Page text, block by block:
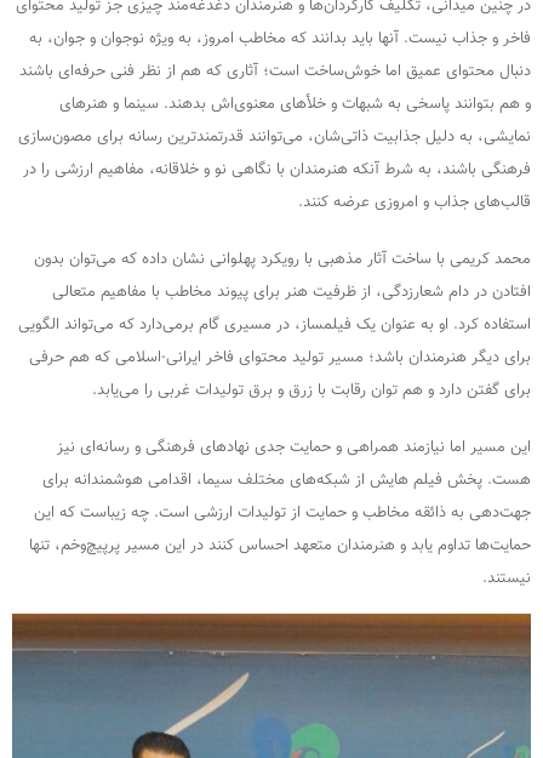
در چنین میدانی، تکلیف کارگردان‌ها و هنرمندان دغدغه‌مند چیزی جز تولید محتوای
فاخر و جذاب نیست. آنها باید بدانند که مخاطب امروز، به ویژه نوجوان و جوان، به
دنبال محتوای عمیق اما خوش‌ساخت است؛ آثاری که هم از نظر فنی حرفه‌ای باشند
و هم بتوانند پاسخی به شبهات و خلأهای معنوی‌اش بدهند. سینما و هنرهای
نمایشی، به دلیل جذابیت ذاتی‌شان، می‌توانند قدرتمندترین رسانه برای مصون‌سازی
فرهنگی باشند، به شرط آنکه هنرمندان با نگاهی نو و خلاقانه، مفاهیم ارزشی را در
قالب‌های جذاب و امروزی عرضه کنند.
محمد کریمی با ساخت آثار مذهبی با رویکرد پهلوانی نشان داده که می‌توان بدون
افتادن در دام شعارزدگی، از ظرفیت هنر برای پیوند مخاطب با مفاهیم متعالی
استفاده کرد. او به عنوان یک فیلمساز، در مسیری گام برمی‌دارد که می‌تواند الگویی
برای دیگر هنرمندان باشد؛ مسیر تولید محتوای فاخر ایرانی-اسلامی که هم حرفی
برای گفتن دارد و هم توان رقابت با زرق و برق تولیدات غربی را می‌یابد.
این مسیر اما نیازمند همراهی و حمایت جدی نهادهای فرهنگی و رسانه‌ای نیز
هست. پخش فیلم هایش از شبکه‌های مختلف سیما، اقدامی هوشمندانه برای
جهت‌دهی به ذائقه مخاطب و حمایت از تولیدات ارزشی است. چه زیباست که این
حمایت‌ها تداوم یابد و هنرمندان متعهد احساس کنند در این مسیر پرپیچ‌وخم، تنها
نیستند.